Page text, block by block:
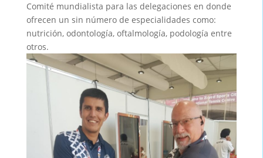
Comité mundialista para las delegaciones en donde
ofrecen un sin número de especialidades como:
nutrición, odontología, oftalmología, podología entre
otros.